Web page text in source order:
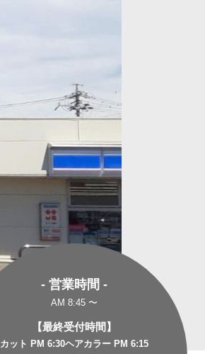
- 営業時間 -
AM 8:45 〜
【最終受付時間】
カット PM 6:30ヘアカラー PM 6:15